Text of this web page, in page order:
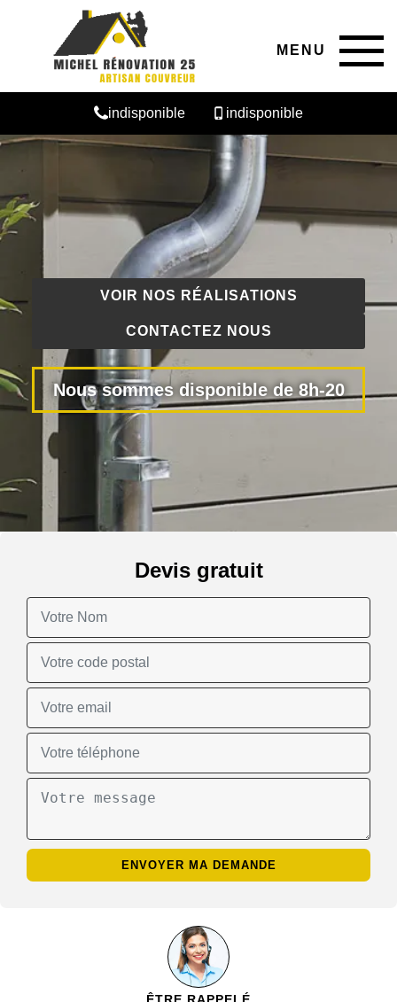
MENU
indisponible indisponible
VOIR NOS RÉALISATIONS
CONTACTEZ NOUS
Nous sommes disponible de 8h-20
Devis gratuit